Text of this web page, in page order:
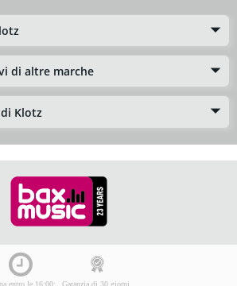
di altre marche
Klotz
entro le 16:00: Garanzia di 30 giorni,